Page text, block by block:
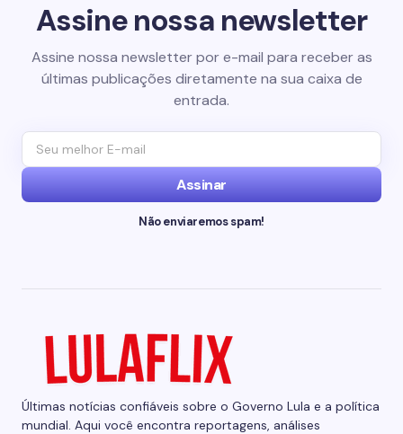
Assine nossa newsletter
Assine nossa newsletter por e-mail para receber as
últimas publicações diretamente na sua caixa de
entrada.
Assinar
Não enviaremos spam!
Últimas notícias confiáveis sobre o Governo Lula e a política
mundial. Aqui você encontra reportagens, análises